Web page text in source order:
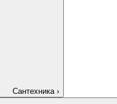
Сантехника ›